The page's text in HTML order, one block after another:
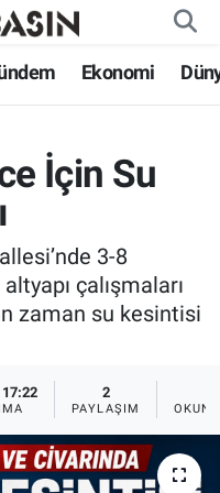
Ekonomi
İçin Su
3-8
çalışmaları
zaman su kesintisi
2
PAYLAŞIM
Fikstür